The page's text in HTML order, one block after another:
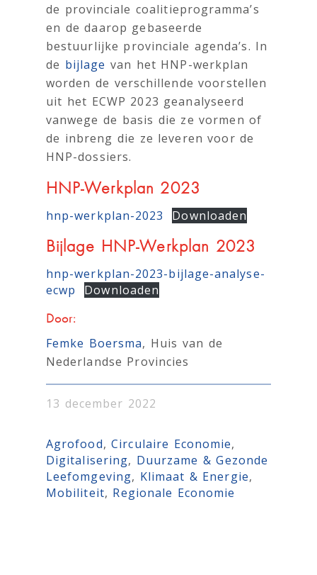
de provinciale coalitieprogramma’s
en de daarop gebaseerde
bestuurlijke provinciale agenda’s. In
de bijlage van het HNP-werkplan
worden de verschillende voorstellen
uit het ECWP 2023 geanalyseerd
vanwege de basis die ze vormen of
de inbreng die ze leveren voor de
HNP-dossiers.
HNP-Werkplan 2023
hnp-werkplan-2023 Downloaden
Bijlage HNP-Werkplan 2023
hnp-werkplan-2023-bijlage-analyse-
ecwp
Downloaden
Door:
Femke Boersma, Huis van de
Nederlandse Provincies
13 december 2022
Agrofood, Circulaire Economie
Digitalisering, Duurzame & Gezonde
Leefomgeving, Klimaat & Energie
Mobiliteit, Regionale Economie